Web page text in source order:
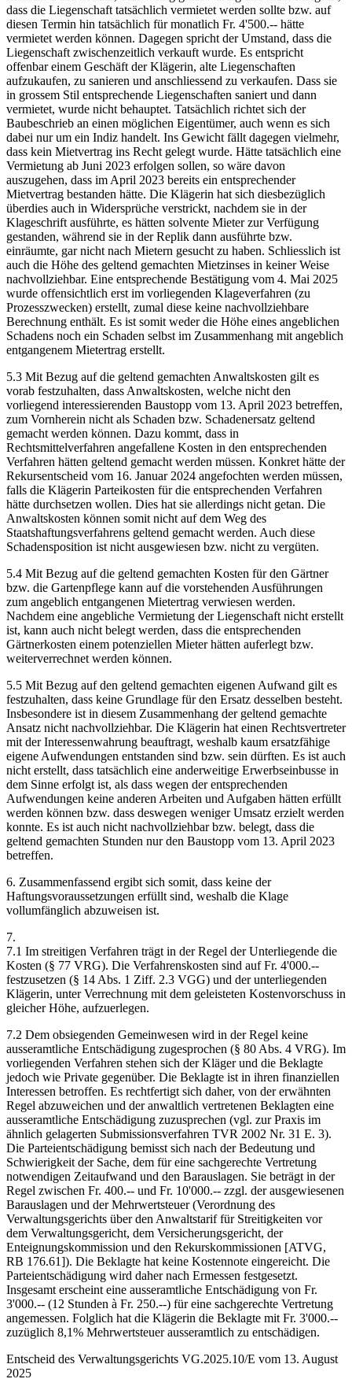
dass die Liegenschaft tatsächlich vermietet werden sollte bzw. auf
diesen Termin hin tatsächlich für monatlich Fr. 4'500.-- hätte
vermietet werden können. Dagegen spricht der Umstand, dass die
Liegenschaft zwischenzeitlich verkauft wurde. Es entspricht
offenbar einem Geschäft der Klägerin, alte Liegenschaften
aufzukaufen, zu sanieren und anschliessend zu verkaufen. Dass sie
in grossem Stil entsprechende Liegenschaften saniert und dann
vermietet, wurde nicht behauptet. Tatsächlich richtet sich der
Baubeschrieb an einen möglichen Eigentümer, auch wenn es sich
dabei nur um ein Indiz handelt. Ins Gewicht fällt dagegen vielmehr,
dass kein Mietvertrag ins Recht gelegt wurde. Hätte tatsächlich eine
Vermietung ab Juni 2023 erfolgen sollen, so wäre davon
auszugehen, dass im April 2023 bereits ein entsprechender
Mietvertrag bestanden hätte. Die Klägerin hat sich diesbezüglich
überdies auch in Widersprüche verstrickt, nachdem sie in der
Klageschrift ausführte, es hätten solvente Mieter zur Verfügung
gestanden, während sie in der Replik dann ausführte bzw.
einräumte, gar nicht nach Mietern gesucht zu haben. Schliesslich ist
auch die Höhe des geltend gemachten Mietzinses in keiner Weise
nachvollziehbar. Eine entsprechende Bestätigung vom 4. Mai 2025
wurde offensichtlich erst im vorliegenden Klageverfahren (zu
Prozesszwecken) erstellt, zumal diese keine nachvollziehbare
Berechnung enthält. Es ist somit weder die Höhe eines angeblichen
Schadens noch ein Schaden selbst im Zusammenhang mit angeblich
entgangenem Mietertrag erstellt.
5.3 Mit Bezug auf die geltend gemachten Anwaltskosten gilt es
vorab festzuhalten, dass Anwaltskosten, welche nicht den
vorliegend interessierenden Baustopp vom 13. April 2023 betreffen,
zum Vornherein nicht als Schaden bzw. Schadenersatz geltend
gemacht werden können. Dazu kommt, dass in
Rechtsmittelverfahren angefallene Kosten in den entsprechenden
Verfahren hätten geltend gemacht werden müssen. Konkret hätte der
Rekursentscheid vom 16. Januar 2024 angefochten werden müssen,
falls die Klägerin Parteikosten für die entsprechenden Verfahren
hätte durchsetzen wollen. Dies hat sie allerdings nicht getan. Die
Anwaltskosten können somit nicht auf dem Weg des
Staatshaftungsverfahrens geltend gemacht werden. Auch diese
Schadensposition ist nicht ausgewiesen bzw. nicht zu vergüten.
5.4 Mit Bezug auf die geltend gemachten Kosten für den Gärtner
bzw. die Gartenpflege kann auf die vorstehenden Ausführungen
zum angeblich entgangenen Mietertrag verwiesen werden.
Nachdem eine angebliche Vermietung der Liegenschaft nicht erstellt
ist, kann auch nicht belegt werden, dass die entsprechenden
Gärtnerkosten einem potenziellen Mieter hätten auferlegt bzw.
weiterverrechnet werden können.
5.5 Mit Bezug auf den geltend gemachten eigenen Aufwand gilt es
festzuhalten, dass keine Grundlage für den Ersatz desselben besteht.
Insbesondere ist in diesem Zusammenhang der geltend gemachte
Ansatz nicht nachvollziehbar. Die Klägerin hat einen Rechtsvertreter
mit der Interessenwahrung beauftragt, weshalb kaum ersatzfähige
eigene Aufwendungen entstanden sind bzw. sein dürften. Es ist auch
nicht erstellt, dass tatsächlich eine anderweitige Erwerbseinbusse in
dem Sinne erfolgt ist, als dass wegen der entsprechenden
Aufwendungen keine anderen Arbeiten und Aufgaben hätten erfüllt
werden können bzw. dass deswegen weniger Umsatz erzielt werden
konnte. Es ist auch nicht nachvollziehbar bzw. belegt, dass die
geltend gemachten Stunden nur den Baustopp vom 13. April 2023
betreffen.
6. Zusammenfassend ergibt sich somit, dass keine der
Haftungsvoraussetzungen erfüllt sind, weshalb die Klage
vollumfänglich abzuweisen ist.
7.
7.1 Im streitigen Verfahren trägt in der Regel der Unterliegende die
Kosten (§ 77 VRG). Die Verfahrenskosten sind auf Fr. 4'000.--
festzusetzen (§ 14 Abs. 1 Ziff. 2.3 VGG) und der unterliegenden
Klägerin, unter Verrechnung mit dem geleisteten Kostenvorschuss in
gleicher Höhe, aufzuerlegen.
7.2 Dem obsiegenden Gemeinwesen wird in der Regel keine
ausseramtliche Entschädigung zugesprochen (§ 80 Abs. 4 VRG). Im
vorliegenden Verfahren stehen sich der Kläger und die Beklagte
jedoch wie Private gegenüber. Die Beklagte ist in ihren finanziellen
Interessen betroffen. Es rechtfertigt sich daher, von der erwähnten
Regel abzuweichen und der anwaltlich vertretenen Beklagten eine
ausseramtliche Entschädigung zuzusprechen (vgl. zur Praxis im
ähnlich gelagerten Submissionsverfahren TVR 2002 Nr. 31 E. 3).
Die Parteientschädigung bemisst sich nach der Bedeutung und
Schwierigkeit der Sache, dem für eine sachgerechte Vertretung
notwendigen Zeitaufwand und den Barauslagen. Sie beträgt in der
Regel zwischen Fr. 400.-- und Fr. 10'000.-- zzgl. der ausgewiesenen
Barauslagen und der Mehrwertsteuer (Verordnung des
Verwaltungsgerichts über den Anwaltstarif für Streitigkeiten vor
dem Verwaltungsgericht, dem Versicherungsgericht, der
Enteignungskommission und den Rekurskommissionen [ATVG,
RB 176.61]). Die Beklagte hat keine Kostennote eingereicht. Die
Parteientschädigung wird daher nach Ermessen festgesetzt.
Insgesamt erscheint eine ausseramtliche Entschädigung von Fr.
3'000.-- (12 Stunden à Fr. 250.--) für eine sachgerechte Vertretung
angemessen. Folglich hat die Klägerin die Beklagte mit Fr. 3'000.--
zuzüglich 8,1% Mehrwertsteuer ausseramtlich zu entschädigen.
Entscheid des Verwaltungsgerichts VG.2025.10/E vom 13. August
2025